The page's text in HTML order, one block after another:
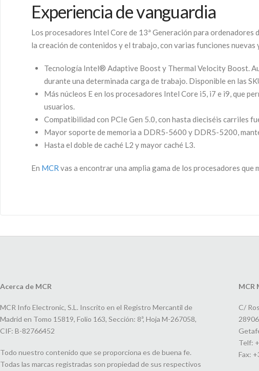
Experiencia de vanguardia
Los procesadores Intel Core de 13ª Generación para
la creación de contenidos y el trabajo, con varias funciones nuevas
Tecnología Intel® Adaptive Boost y Thermal Velocity Boost.
durante una determinada carga de trabajo. Disponible en las
Más núcleos E en los procesadores Intel Core i5, i7 e i9, que
usuarios.
Compatibilidad con PCIe Gen 5.0, con hasta dieciséis carriles
Mayor soporte de memoria a DDR5-5600 y DDR5-5200,
Hasta el doble de caché L2 y mayor caché L3.
En MCR vas a encontrar una amplia gama de los procesadores que
Acerca de MCR
MCR Info Electronic, S.L. Inscrito en el Registro Mercantil de
Madrid en Tomo 15819, Folio 163, Sección: 8ª, Hoja M-267058,
CIF: B-82766452
Todo nuestro contenido que se proporciona es de buena fe.
Todas las marcas registradas son propiedad de sus respectivos
MCR
C/
28906
Telf:
Fax: